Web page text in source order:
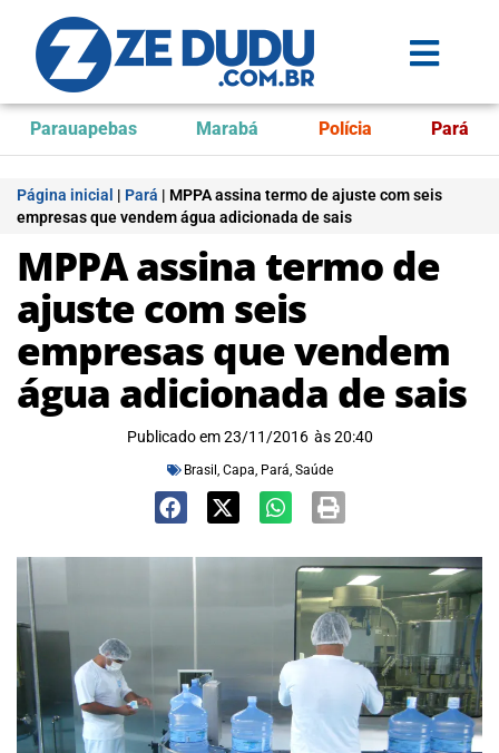
Parauapebas Marabá Polícia Pará
Página inicial | Pará | MPPA assina termo de ajuste com seis
empresas que vendem água adicionada de sais
MPPA assina termo de
ajuste com seis
empresas que vendem
água adicionada de sais
Publicado em 23/11/2016 às 20:40
Brasil , Capa, Pará, Saúde